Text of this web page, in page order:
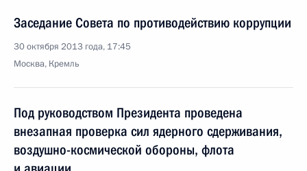
Заседание Совета по противодействию коррупции
30 октября 2013 года, 17:45
Москва, Кремль
Под руководством Президента проведена
внезапная проверка сил ядерного сдерживания,
воздушно-космической обороны, флота